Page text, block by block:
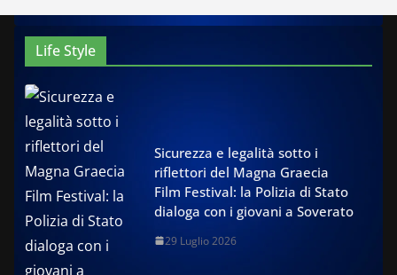
Life Style
Sicurezza e legalità sotto i
riflettori del Magna Graecia
Film Festival: la Polizia di Stato
dialoga con i giovani a Soverato
29 Luglio 2026